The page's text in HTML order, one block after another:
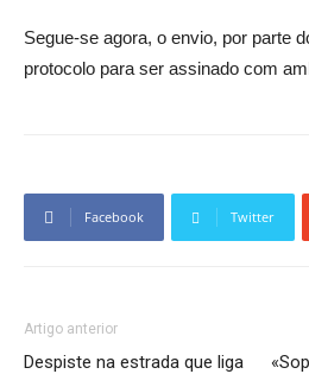
Segue-se agora, o envio, por parte
protocolo para ser assinado com
Facebook Twitter
Artigo anterior
Despiste na estrada que liga